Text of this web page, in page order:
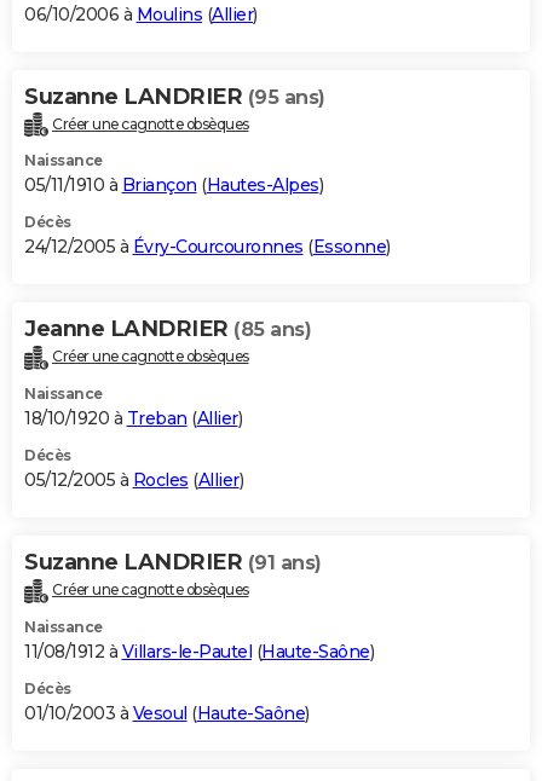
06/10/2006 à Moulins (Allier)
Suzanne LANDRIER (95 ans)
Créer une cagnotte obsèques
Naissance
05/11/1910 à Briançon (Hautes-Alpes)
Décès
24/12/2005 à Évry-Courcouronnes (Essonne)
Jeanne LANDRIER (85 ans)
Créer une cagnotte obsèques
Naissance
18/10/1920 à Treban (Allier)
Décès
05/12/2005 à Rocles (Allier)
Suzanne LANDRIER (91 ans)
Créer une cagnotte obsèques
Naissance
11/08/1912 à Villars-le-Pautel (Haute-Saône)
Décès
01/10/2003 à Vesoul (Haute-Saône)